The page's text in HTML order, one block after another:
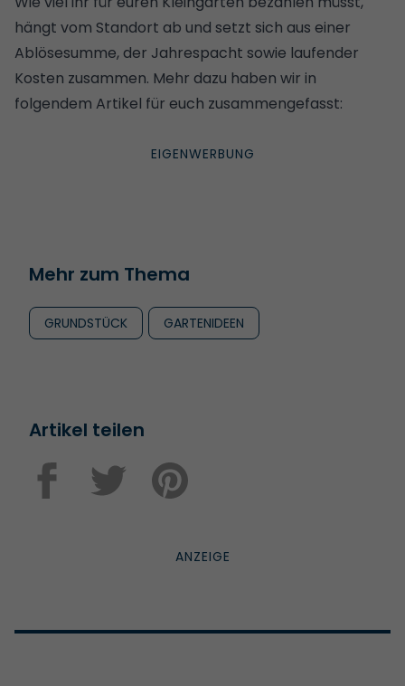
hängt vom Standort ab und setzt sich aus einer
Ablösesumme, der Jahrespacht sowie laufender
Kosten zusammen. Mehr dazu haben wir in
folgendem Artikel für euch zusammengefasst:
Mehr zum Thema
GRUNDSTÜCK GARTENIDEEN
Artikel teilen